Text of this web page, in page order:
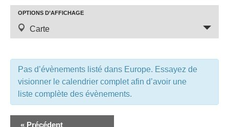
e
c
h
e
r
N
a
v
g
OPTIONS D’AFFICHAGE
Carte
Pas d’évènements listé dans Europe. Essayez de
visionner le calendrier complet afin d’avoir une
liste complète des évènements.
« Précédent